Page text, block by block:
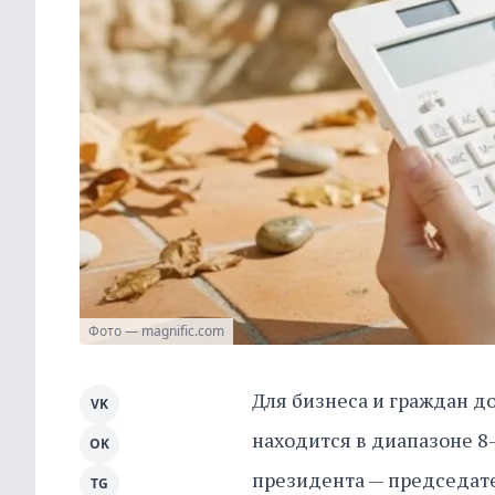
Фото — magnific.com
Для бизнеса и граждан
находится в диапазоне
президента —
VK
OK
TG